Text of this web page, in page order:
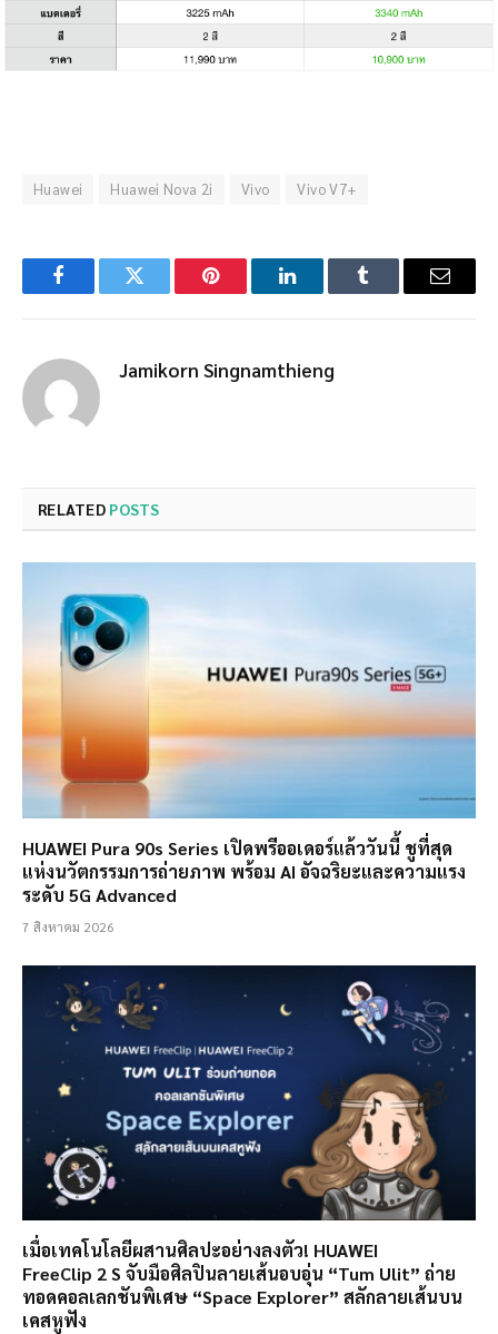
Huawei Huawei Nova 2i Vivo Vivo V7+
FacebookTwitter Pinterest LinkedInTumblr Email
Jamikorn Singnamthieng
RELATED POSTS
HUAWEI Pura 90s Series เปิดพรีออเดอร์แล้ววันนี้ ชูที่สุด
แห่งนวัตกรรมการถ่ายภาพ พร้อม AI อัจฉริยะและความแรง
ระดับ 5G Advanced
7 สิงหาคม 2026
เมื่อเทคโนโลยีผสานศิลปะอย่างลงตัว! HUAWEI
FreeClip 2 S จับมือศิลปินลายเส้นอบอุ่น “Tum Ulit” ถ่าย
ทอดคอลเลกชันพิเศษ “Space Explorer” สลักลายเส้นบน
เคสหูฟัง